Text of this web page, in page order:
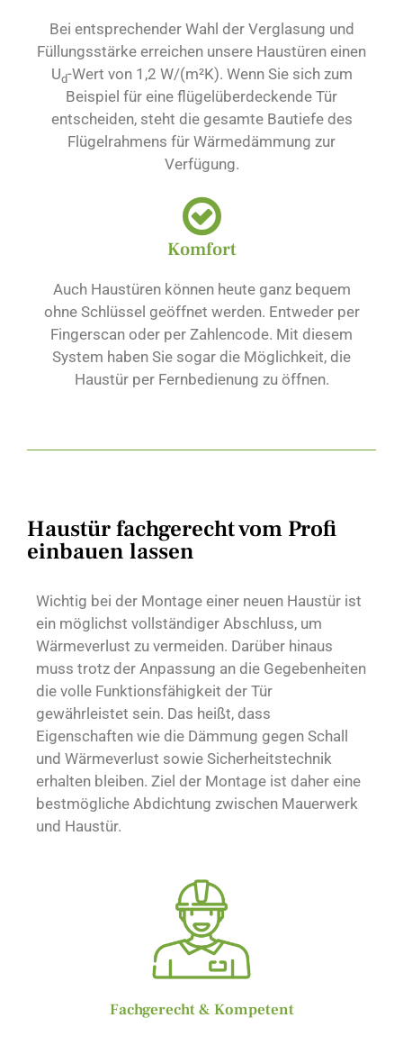
Bei entsprechender Wahl der Verglasung und
Füllungsstärke erreichen unsere Haustüren einen
Ud-Wert von 1,2 W/(m²K). Wenn Sie sich zum
Beispiel für eine flügelüberdeckende Tür
entscheiden, steht die gesamte Bautiefe des
Flügelrahmens für Wärmedämmung zur
Verfügung.
Komfort
Auch Haustüren können heute ganz bequem
ohne Schlüssel geöffnet werden. Entweder per
Fingerscan oder per Zahlencode. Mit diesem
System haben Sie sogar die Möglichkeit, die
Haustür per Fernbedienung zu öffnen.
Haustür fachgerecht vom Profi
einbauen lassen
Wichtig bei der Montage einer neuen Haustür ist
ein möglichst vollständiger Abschluss, um
Wärmeverlust zu vermeiden. Darüber hinaus
muss trotz der Anpassung an die Gegebenheiten
die volle Funktionsfähigkeit der Tür
gewährleistet sein. Das heißt, dass
Eigenschaften wie die Dämmung gegen Schall
und Wärmeverlust sowie Sicherheitstechnik
erhalten bleiben. Ziel der Montage ist daher eine
bestmögliche Abdichtung zwischen Mauerwerk
und Haustür.
Fachgerecht & Kompetent